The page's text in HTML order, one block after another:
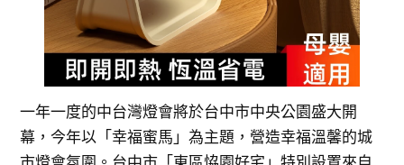
一年一度的中台灣燈會將於台中市中央公園盛大開
幕，今年以「幸福蜜馬」為主題，營造幸福溫馨的城